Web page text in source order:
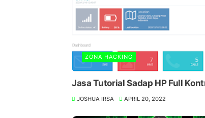
ZONA HACKING
Jasa Tutorial Sadap HP Full
JOSHUA IRSA APRIL 20, 2022